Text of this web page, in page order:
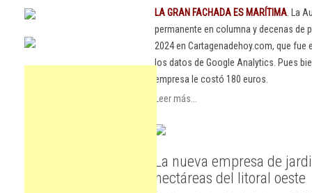
LA GRAN FACHADA ES MARÍTIMA . La
permanente en columna y decenas
2024 en Cartagenadehoy.com, que
los datos de Google Analytics. Pues
empresa le costó 180 euros.
Leer más...
La nueva empresa de
hectáreas del litoral oeste